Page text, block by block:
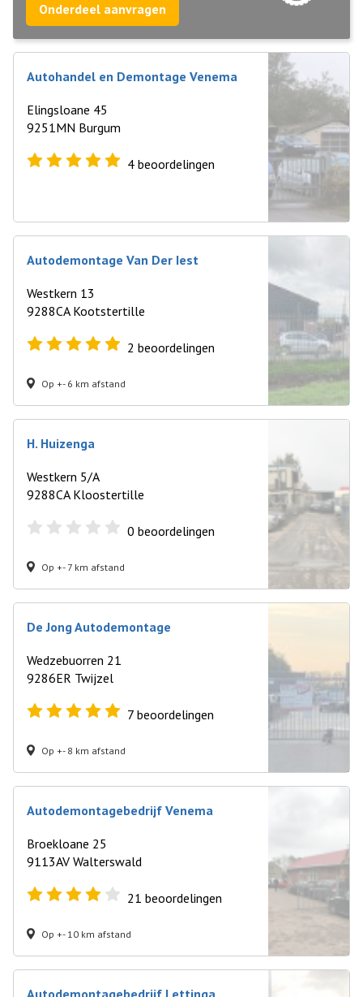
Onderdeel aanvragen
Autohandel en Demontage Venema
Elingsloane 45
9251MN Burgum
4 beoordelingen
Autodemontage Van Der Iest
Westkern 13
9288CA Kootstertille
2 beoordelingen
Op +- 6 km afstand
H. Huizenga
Westkern 5/A
9288CA Kloostertille
0 beoordelingen
Op +- 7 km afstand
De Jong Autodemontage
Wedzebuorren 21
9286ER Twijzel
7 beoordelingen
Op +- 8 km afstand
Autodemontagebedrijf Venema
Broekloane 25
9113AV Walterswald
21 beoordelingen
Op +- 10 km afstand
Autodemontagebedrijf Lettinga